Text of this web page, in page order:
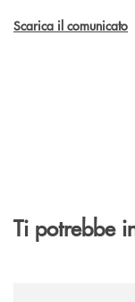
Scarica il comunicato
Ti potrebbe